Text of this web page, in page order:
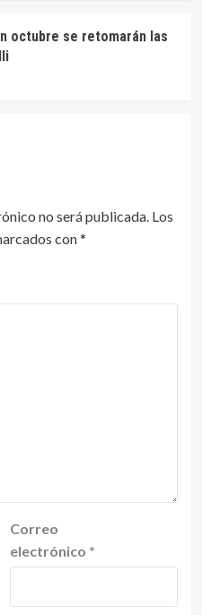
octubre se retomarán las
no será publicada. Los
con*
Correo
electrónico *